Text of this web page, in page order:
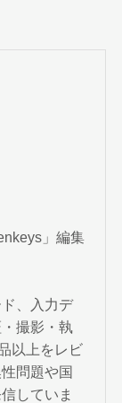
」編集
、入力デ
撮影・執
以上をレビ
問題や国
していま